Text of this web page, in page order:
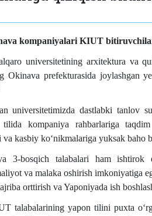
kompaniyalari KIUT
universitetining arxitektura va
Okinava prefekturasida joylashgan
universitetimizda dastlabki tanlov
kompaniya rahbarlariga
kasbiy koʻnikmalariga yuksak baho
3-bosqich talabalari ham ishtirok
va malaka oshirish imkoniyatiga
orttirish va Yaponiyada ish
talabalarining yapon tilini puxta